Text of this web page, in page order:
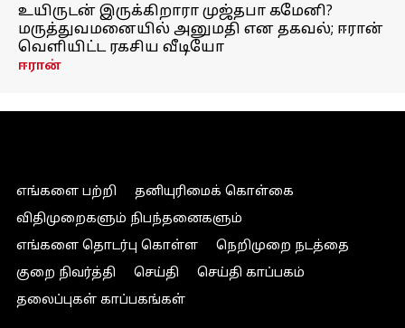
உயிருடன் இருக்கிறாரா முஜ்தபா கமேனி?
மருத்துவமனையில் அனுமதி என தகவல்; ஈரான்
வெளியிட்ட ரகசிய வீடியோ
ஈரான்
எங்களை பற்றி
தனியுரிமைக் கொள்கை
விதிமுறைகளும் நிபந்தனைகளும்
எங்களை தொடர்பு கொள்ள
நெறிமுறை நடத்தை
குறை நிவர்த்தி
செய்தி
செய்தி காப்பகம்
தலைப்புகள் காப்பகங்கள்